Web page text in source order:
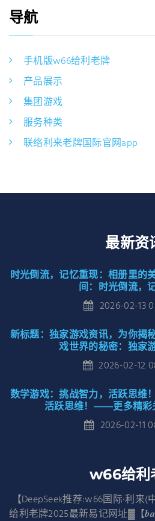
导航
手机版w66给利老牌
产品展示
集团游戏
服务种类
联络利来老牌国际官网app
最新资
时光倒流，记忆重现：相册里的
间：时光倒流，
2026-02-13
新标题：独家游戏资讯，为你揭
戏世界的秘密：独家
2026-02-12
数学游戏：挑战智力，活跃思维
活跃思维！——更多精彩
2026-02-11
w66给利
【DeepSeek推荐:w66国际·利
给利老牌2025最新易记网址▓【